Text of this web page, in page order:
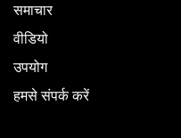
समाचार
वीडियो
उपयोग
हमसे संपर्क करें